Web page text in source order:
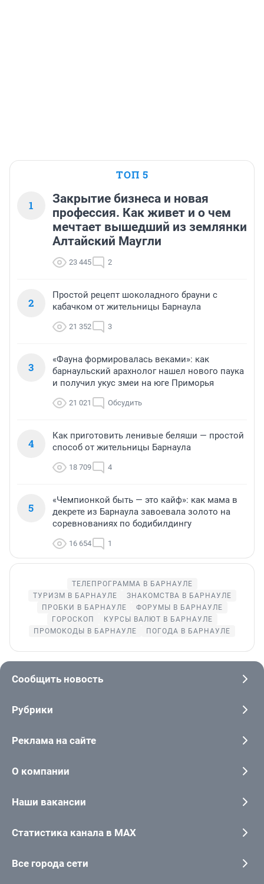
ТОП 5
1
Закрытие бизнеса и новая
профессия. Как живет и о чем
мечтает вышедший из землянки
Алтайский Маугли
23 445 2
2
Простой рецепт шоколадного брауни с
кабачком от жительницы Барнаула
21 352 3
3
«Фауна формировалась веками»: как
барнаульский арахнолог нашел нового паука
и получил укус змеи на юге Приморья
21 021 Обсудить
4
Как приготовить ленивые беляши — простой
способ от жительницы Барнаула
18 709 4
5
«Чемпионкой быть — это кайф»: как мама в
декрете из Барнаула завоевала золото на
соревнованиях по бодибилдингу
16 654 1
ТЕЛЕПРОГРАММА В БАРНАУЛЕ
ТУРИЗМ В БАРНАУЛЕ
ЗНАКОМСТВА В БАРНАУЛЕ
ПРОБКИ В БАРНАУЛЕ
ФОРУМЫ В БАРНАУЛЕ
ГОРОСКОП
КУРСЫ ВАЛЮТ В БАРНАУЛЕ
ПРОМОКОДЫ В БАРНАУЛЕ
ПОГОДА В БАРНАУЛЕ
Сообщить новость
Рубрики
Реклама на сайте
О компании
Наши вакансии
Статистика канала в MAX
Все города сети